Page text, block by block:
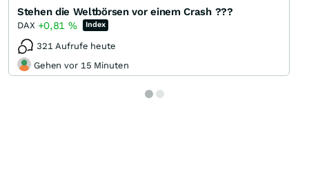
Stehen die Weltbörsen vor einem Crash ???
DAX +0,81 % Index
321 Aufrufe heute
Gehen vor 15 Minuten